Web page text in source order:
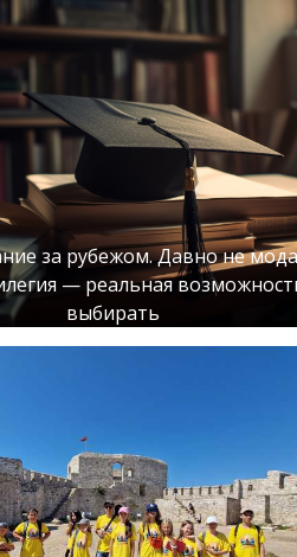
за рубежом. Давно не
— реальная
выбирать